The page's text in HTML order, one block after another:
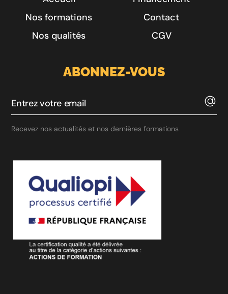
Nos formations
Nos qualités
Contact
CGV
ABONNEZ-VOUS
Recevez nos actualités et nos dernières formations